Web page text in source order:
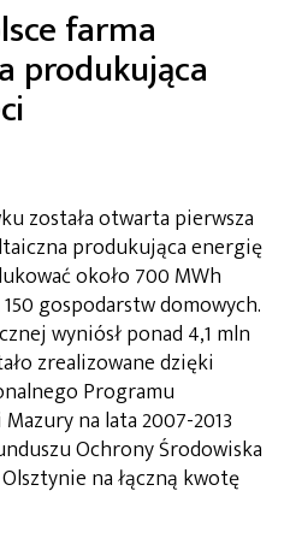
farma
produkująca
została otwarta pierwsza
produkująca energię
około 700 MWh
gospodarstw domowych.
wyniósł ponad 4,1 mln
zrealizowane dzięki
Programu
na lata 2007-2013
Ochrony Środowiska
na łączną kwotę